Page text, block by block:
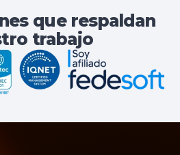
que respaldan
trabajo